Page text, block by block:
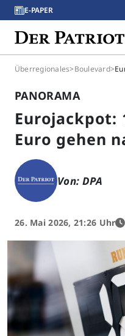
E-PAPER
Überregionales>Boulevard>
PANORAMA
Eurojackpot:
Euro gehen
Von: DPA
26. Mai 2026, 21:26 Uhr